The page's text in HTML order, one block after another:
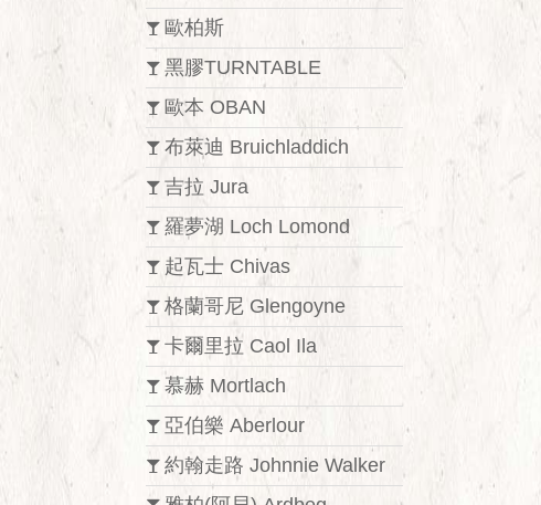
歐柏斯
黑膠TURNTABLE
歐本 OBAN
布萊迪 Bruichladdich
吉拉 Jura
羅夢湖 Loch Lomond
起瓦士 Chivas
格蘭哥尼 Glengoyne
卡爾里拉 Caol Ila
慕赫 Mortlach
亞伯樂 Aberlour
約翰走路 Johnnie Walker